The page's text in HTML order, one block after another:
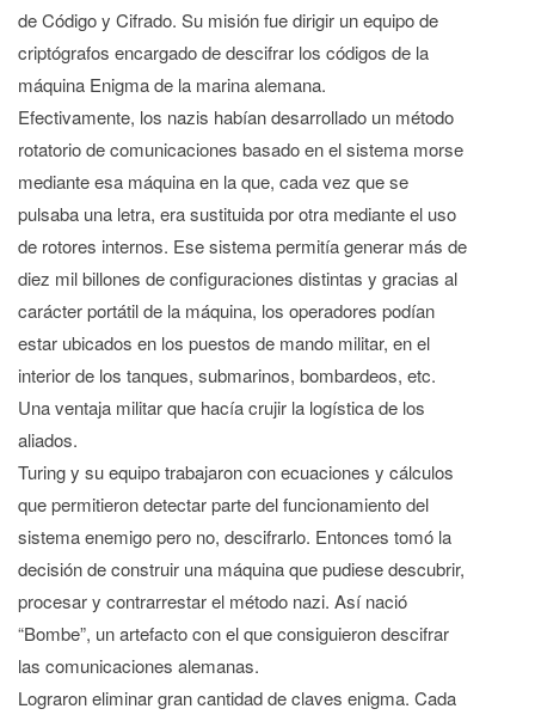
de Código y Cifrado. Su misión fue dirigir un equipo de
criptógrafos encargado de descifrar los códigos de la
máquina Enigma de la marina alemana.
Efectivamente, los nazis habían desarrollado un método
rotatorio de comunicaciones basado en el sistema morse
mediante esa máquina en la que, cada vez que se
pulsaba una letra, era sustituida por otra mediante el uso
de rotores internos. Ese sistema permitía generar más de
diez mil billones de configuraciones distintas y gracias al
carácter portátil de la máquina, los operadores podían
estar ubicados en los puestos de mando militar, en el
interior de los tanques, submarinos, bombardeos, etc.
Una ventaja militar que hacía crujir la logística de los
aliados.
Turing y su equipo trabajaron con ecuaciones y cálculos
que permitieron detectar parte del funcionamiento del
sistema enemigo pero no, descifrarlo. Entonces tomó la
decisión de construir una máquina que pudiese descubrir,
procesar y contrarrestar el método nazi. Así nació
“Bombe”, un artefacto con el que consiguieron descifrar
las comunicaciones alemanas.
Lograron eliminar gran cantidad de claves enigma. Cada